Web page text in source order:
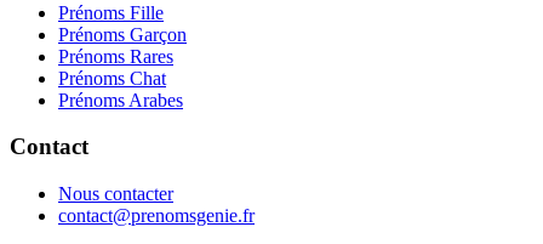
Prénoms Fille
Prénoms Garçon
Prénoms Rares
Prénoms Chat
Prénoms Arabes
Contact
Nous contacter
contact@prenomsgenie.fr